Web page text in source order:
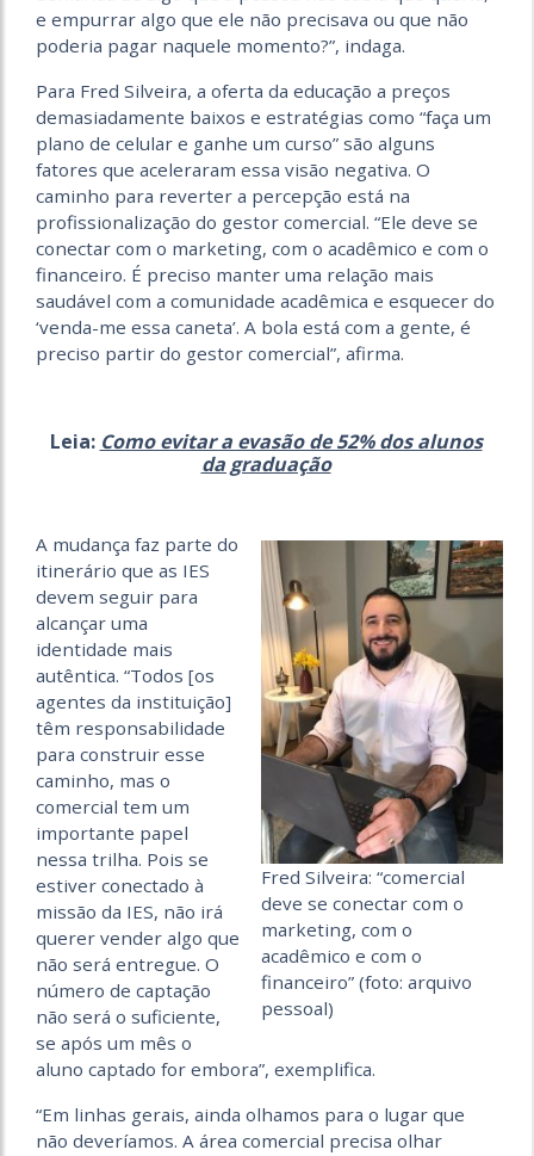
e empurrar algo que ele não precisava ou que não
poderia pagar naquele momento?”, indaga.
Para Fred Silveira, a oferta da educação a preços
demasiadamente baixos e estratégias como “faça um
plano de celular e ganhe um curso” são alguns
fatores que aceleraram essa visão negativa. O
caminho para reverter a percepção está na
profissionalização do gestor comercial. “Ele deve se
conectar com o marketing, com o acadêmico e com o
financeiro. É preciso manter uma relação mais
saudável com a comunidade acadêmica e esquecer do
‘venda-me essa caneta’. A bola está com a gente, é
preciso partir do gestor comercial”, afirma.
Leia: Como evitar a evasão de 52% dos alunos
da graduação
Fred Silveira: “comercial
deve se conectar com o
marketing, com o
acadêmico e com o
financeiro” (foto: arquivo
pessoal)
A mudança faz parte do
itinerário que as IES
devem seguir para
alcançar uma
identidade mais
autêntica. “Todos [os
agentes da instituição]
têm responsabilidade
para construir esse
caminho, mas o
comercial tem um
importante papel
nessa trilha. Pois se
estiver conectado à
missão da IES, não irá
querer vender algo que
não será entregue. O
número de captação
não será o suficiente,
se após um mês o
aluno captado for embora”, exemplifica.
“Em linhas gerais, ainda olhamos para o lugar que
não deveríamos. A área comercial precisa olhar